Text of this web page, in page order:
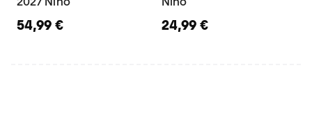
54,99 € 24,99 €